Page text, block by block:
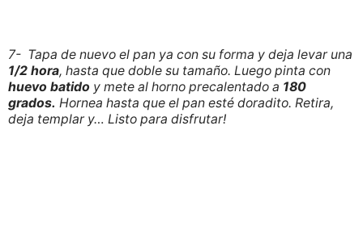
7- Tapa de nuevo el pan ya con su forma y deja levar una
1/2 hora, hasta que doble su tamaño. Luego pinta con
huevo batido y mete al horno precalentado a 180
grados. Hornea hasta que el pan esté doradito. Retira,
deja templar y… Listo para disfrutar!